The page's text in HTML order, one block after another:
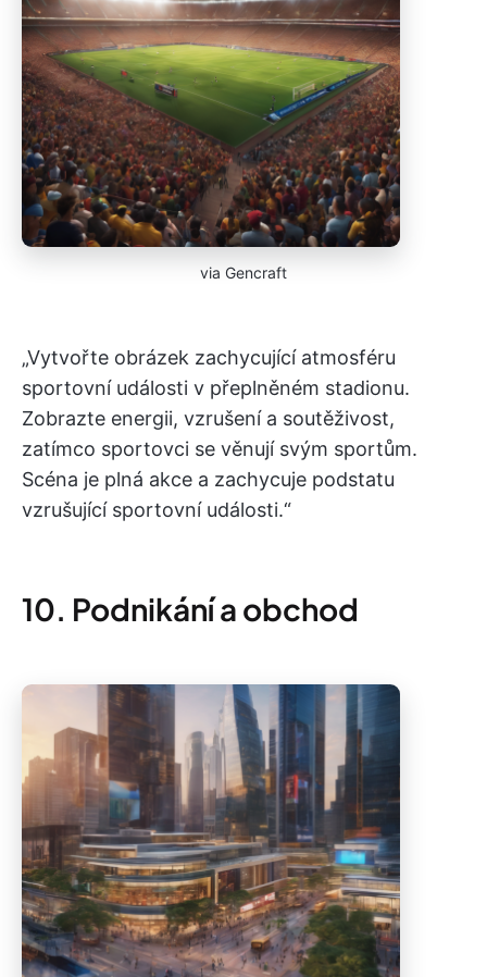
via Gencraft
„Vytvořte obrázek zachycující atmosféru
sportovní události v přeplněném stadionu.
Zobrazte energii, vzrušení a soutěživost,
zatímco sportovci se věnují svým sportům.
Scéna je plná akce a zachycuje podstatu
vzrušující sportovní události.“
10. Podnikání a obchod